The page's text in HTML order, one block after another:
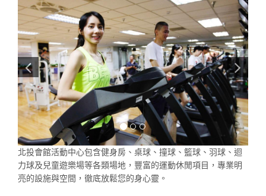
北投會館活動中心包含健身房、桌球、撞球、籃球、羽球、迴
力球及兒童遊樂場等各類場地，豐富的運動休閒項目，專業明
亮的設施與空間，徹底放鬆您的身心靈。